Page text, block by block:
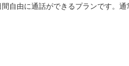
自由に通話ができるプランです。